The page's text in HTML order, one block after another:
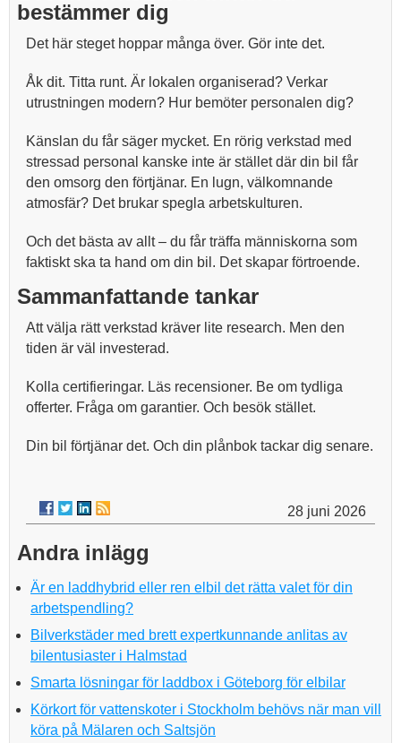
bestämmer dig
Det här steget hoppar många över. Gör inte det.
Åk dit. Titta runt. Är lokalen organiserad? Verkar
utrustningen modern? Hur bemöter personalen dig?
Känslan du får säger mycket. En rörig verkstad med
stressad personal kanske inte är stället där din bil får
den omsorg den förtjänar. En lugn, välkomnande
atmosfär? Det brukar spegla arbetskulturen.
Och det bästa av allt – du får träffa människorna som
faktiskt ska ta hand om din bil. Det skapar förtroende.
Sammanfattande tankar
Att välja rätt verkstad kräver lite research. Men den
tiden är väl investerad.
Kolla certifieringar. Läs recensioner. Be om tydliga
offerter. Fråga om garantier. Och besök stället.
Din bil förtjänar det. Och din plånbok tackar dig senare.
28 juni 2026
Andra inlägg
Är en laddhybrid eller ren elbil det rätta valet för din
arbetspendling?
Bilverkstäder med brett expertkunnande anlitas av
bilentusiaster i Halmstad
Smarta lösningar för laddbox i Göteborg för elbilar
Körkort för vattenskoter i Stockholm behövs när man vill
köra på Mälaren och Saltsjön